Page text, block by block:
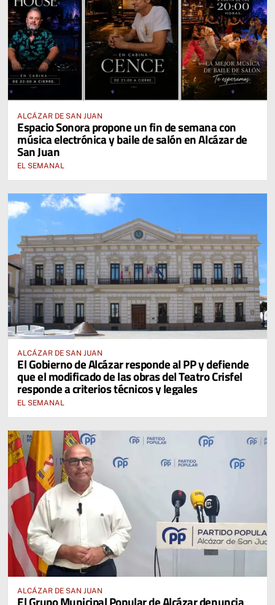
ALCÁZAR DE SAN JUAN
Espacio Sonora propone un fin de semana con
música electrónica y baile de salón en Alcázar de
San Juan
EL SEMANAL
ALCÁZAR DE SAN JUAN
El Gobierno de Alcázar responde al PP y defiende
que el modificado de las obras del Teatro Crisfel
responde a criterios técnicos y legales
EL SEMANAL
ALCÁZAR DE SAN JUAN
El Grupo Municipal Popular de Alcázar denuncia